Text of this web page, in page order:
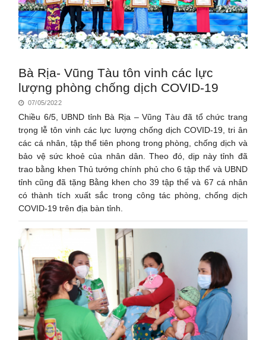
Bà Rịa- Vũng Tàu tôn vinh các lực
lượng phòng chống dịch COVID-19
07/05/2022
Chiều 6/5, UBND tỉnh Bà Rịa – Vũng Tàu đã tổ chức trang
trọng lễ tôn vinh các lực lượng chống dịch COVID-19, tri ân
các cá nhân, tập thể tiên phong trong phòng, chống dịch và
bảo vệ sức khoẻ của nhân dân. Theo đó, dịp này tỉnh đã
trao bằng khen Thủ tướng chính phủ cho 6 tập thể và UBND
tỉnh cũng đã tặng Bằng khen cho 39 tập thể và 67 cá nhân
có thành tích xuất sắc trong công tác phòng, chống dịch
COVID-19 trên địa bàn tỉnh.